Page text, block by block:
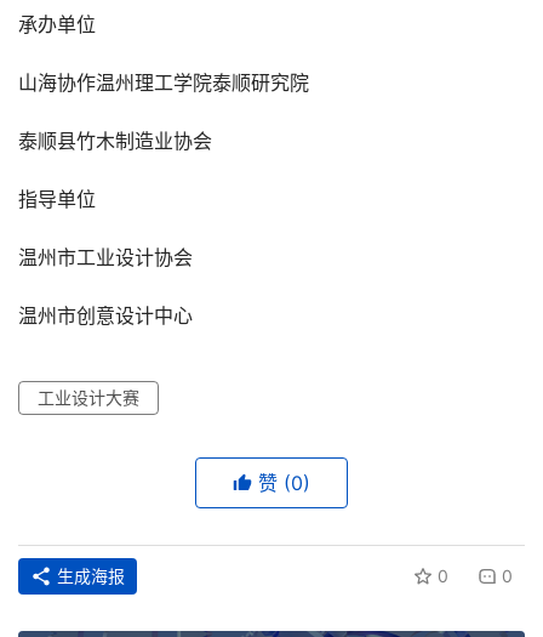
承办单位
山海协作温州理工学院泰顺研究院
泰顺县竹木制造业协会
指导单位
温州市工业设计协会
温州市创意设计中心
工业设计大赛
赞 (0)
生成海报 0 0